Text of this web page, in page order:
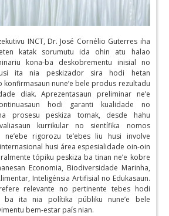
INCT, Dr. José Cornélio Guterres iha
katak sorumutu ida ohin atu halao
kona-ba deskobrementu inisial no
ita nia peskizador sira hodi hetan
konfirmasaun nune’e bele produs rezultadu
diak. Aprezentasaun preliminar ne’e
hodi garanti kualidade no
prosesu peskiza tomak, desde hahu
kurrikular no sientífika nomos
ne’ebe rigorozu te’ebes liu husi involve
husi área espesialidade oin-oin
tópiku peskiza ba tinan ne’e kobre
Economia, Biodiversidade Marinha,
Inteligénsia Artifisial no Edukasaun.
relevante no pertinente tebes hodi
ba ita nia polítika públiku nune’e bele
bem-estar país nian.